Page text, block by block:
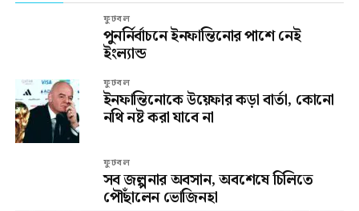
ফুটবল
পুনর্নির্বাচনে ইনফান্তিনোর পাশে নেই
ইংল্যান্ড
ফুটবল
ইনফান্তিনোকে উয়েফার কড়া বার্তা, কোনো
নথি নষ্ট করা যাবে না
ফুটবল
সব জল্পনার অবসান, অবশেষে চিলিতে
পৌঁছালেন ভোজিনহা